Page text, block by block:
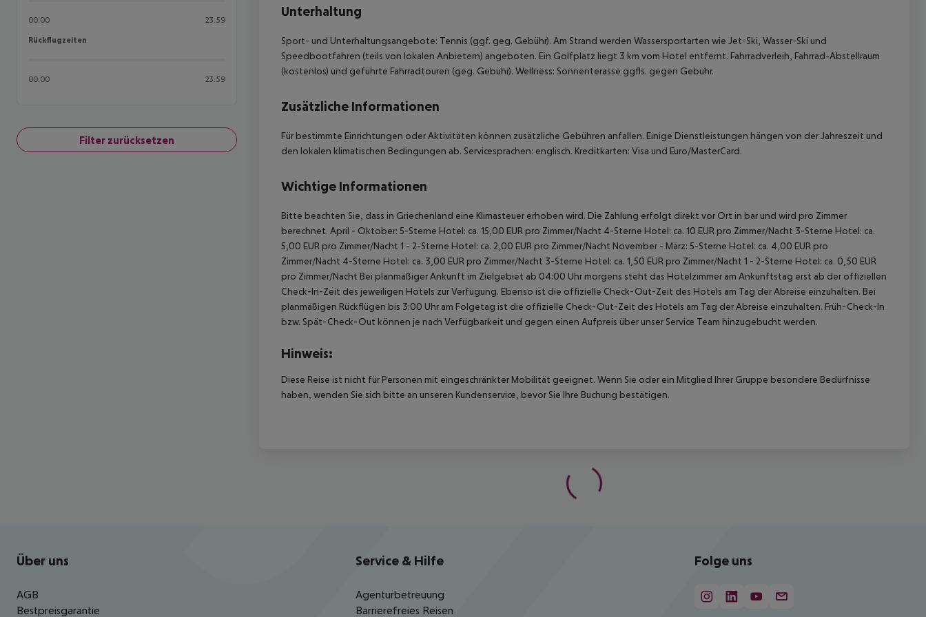
00:00 23:59
Rückflugzeiten
Rückflugzeiten
00:00 23:59
Filter zurücksetzen
Unterhaltung
Sport- und Unterhaltungsangebote: Tennis (ggf. geg. Gebühr). Am Strand werden Wassersportarten wie Jet-Ski, Wasser-Ski und
Speedbootfahren (teils von lokalen Anbietern) angeboten. Ein Golfplatz liegt 3 km vom Hotel entfernt. Fahrradverleih, Fahrrad-Abstellraum
(kostenlos) und geführte Fahrradtouren (geg. Gebühr). Wellness: Sonnenterasse ggfls. gegen Gebühr.
Zusätzliche Informationen
Für bestimmte Einrichtungen oder Aktivitäten können zusätzliche Gebühren anfallen. Einige Dienstleistungen hängen von der Jahreszeit und
den lokalen klimatischen Bedingungen ab. Servicesprachen: englisch. Kreditkarten: Visa und Euro/MasterCard.
Wichtige Informationen
Bitte beachten Sie, dass in Griechenland eine Klimasteuer erhoben wird. Die Zahlung erfolgt direkt vor Ort in bar und wird pro Zimmer
berechnet. April - Oktober: 5-Sterne Hotel: ca. 15,00 EUR pro Zimmer/Nacht 4-Sterne Hotel: ca. 10 EUR pro Zimmer/Nacht 3-Sterne Hotel: ca.
5,00 EUR pro Zimmer/Nacht 1 - 2-Sterne Hotel: ca. 2,00 EUR pro Zimmer/Nacht November - März: 5-Sterne Hotel: ca. 4,00 EUR pro
Zimmer/Nacht 4-Sterne Hotel: ca. 3,00 EUR pro Zimmer/Nacht 3-Sterne Hotel: ca. 1,50 EUR pro Zimmer/Nacht 1 - 2-Sterne Hotel: ca. 0,50 EUR
pro Zimmer/Nacht Bei planmäßiger Ankunft im Zielgebiet ab 04:00 Uhr morgens steht das Hotelzimmer am Ankunftstag erst ab der offiziellen
Check-In-Zeit des jeweiligen Hotels zur Verfügung. Ebenso ist die offizielle Check-Out-Zeit des Hotels am Tag der Abreise einzuhalten. Bei
planmäßigen Rückflügen bis 3:00 Uhr am Folgetag ist die offizielle Check-Out-Zeit des Hotels am Tag der Abreise einzuhalten. Früh-Check-In
bzw. Spät-Check-Out können je nach Verfügbarkeit und gegen einen Aufpreis über unser Service Team hinzugebucht werden.
Hinweis:
Diese Reise ist nicht für Personen mit eingeschränkter Mobilität geeignet. Wenn Sie oder ein Mitglied Ihrer Gruppe besondere Bedürfnisse
haben, wenden Sie sich bitte an unseren Kundenservice, bevor Sie Ihre Buchung bestätigen.
Footer navigation
Über uns
AGB
Bestpreisgarantie
Service & Hilfe
Agenturbetreuung
Barrierefreies Reisen
Folge uns